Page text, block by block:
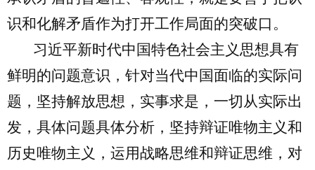
识和化解矛盾作为打开工作局面的突破口。
习近平新时代中国特色社会主义思想具有
鲜明的问题意识，针对当代中国面临的实际问
题，坚持解放思想，实事求是，一切从实际出
发，具体问题具体分析，坚持辩证唯物主义和
历史唯物主义，运用战略思维和辩证思维，对